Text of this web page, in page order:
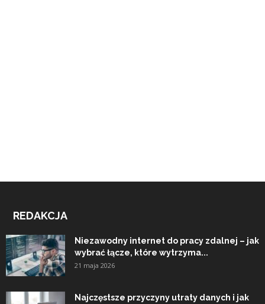
REDAKCJA
Niezawodny internet do pracy zdalnej – jak
wybrać łącze, które wytrzyma...
21 maja 2026
Najczęstsze przyczyny utraty danych i jak